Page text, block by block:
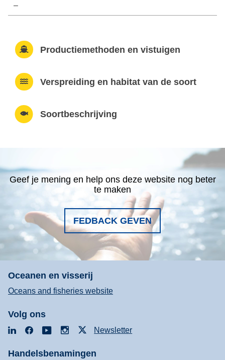
–
Productiemethoden en vistuigen
Verspreiding en habitat van de soort
Soortbeschrijving
Geef je mening en help ons deze website nog beter
te maken
FEDBACK GEVEN
Oceanen en visserij
Oceans and fisheries website
Volg ons
LinkedInFacebookYouTubeInstagramNewsletter
Handelsbenamingen